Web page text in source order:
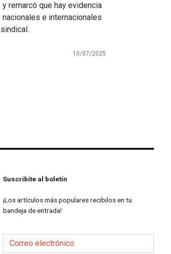
remarcó que hay evidencia
e internacionales
10/07/2025
Suscribite al boletín
¡Los artículos más populares recibilos en tu
bandeja de entrada!
Correo electrónico